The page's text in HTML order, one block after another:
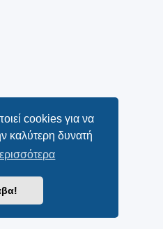
cookies για να
καλύτερη δυνατή